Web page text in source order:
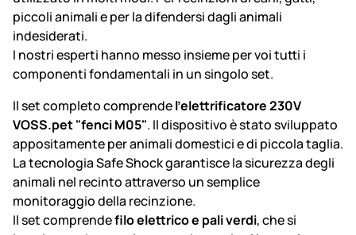
piccoli animali e per la difendersi dagli animali
indesiderati.
I nostri esperti hanno messo insieme per voi tutti i
componenti fondamentali in un singolo set.
Il set completo comprendel’elettrificatore 230V
VOSS.pet "fenci M05". Il dispositivo è stato sviluppato
appositamente per animali domestici e di piccola taglia.
La tecnologia Safe Shock garantisce la sicurezza degli
animali nel recinto attraverso un semplice
monitoraggio della recinzione.
Il set comprendefilo elettrico e pali verdi, che si